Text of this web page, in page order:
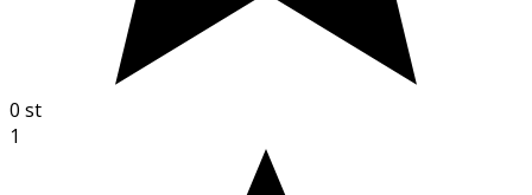
0 st
1